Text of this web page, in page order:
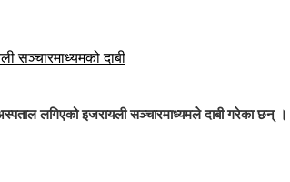
सञ्चारमाध्यमको दाबी
अस्पताल लगिएको इजरायली सञ्चारमाध्यमले दाबी गरेका